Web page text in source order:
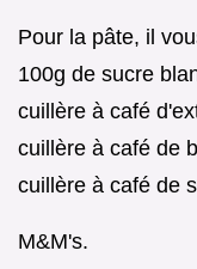
Pour la pâte, il
100g de sucre
cuillère à café
cuillère à café de
cuillère à café de
M&M's.